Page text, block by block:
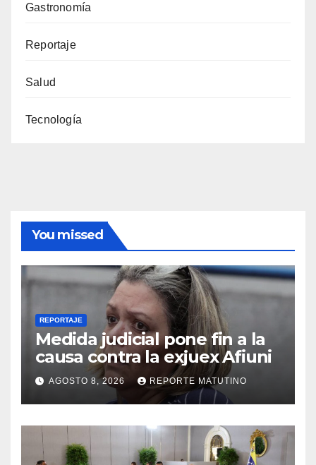
Gastronomía
Reportaje
Salud
Tecnología
You missed
REPORTAJE
Medida judicial pone fin a la
causa contra la exjuex Afiuni
AGOSTO 8, 2026 REPORTE MATUTINO